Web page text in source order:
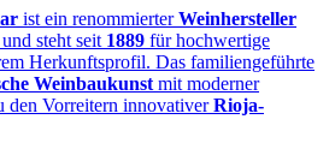
ist ein renommierterWeinhersteller
und steht seit 1889 für hochwertige
Herkunftsprofil. Das familiengeführte
Weinbaukunst mit moderner
den Vorreitern innovativerRioja-